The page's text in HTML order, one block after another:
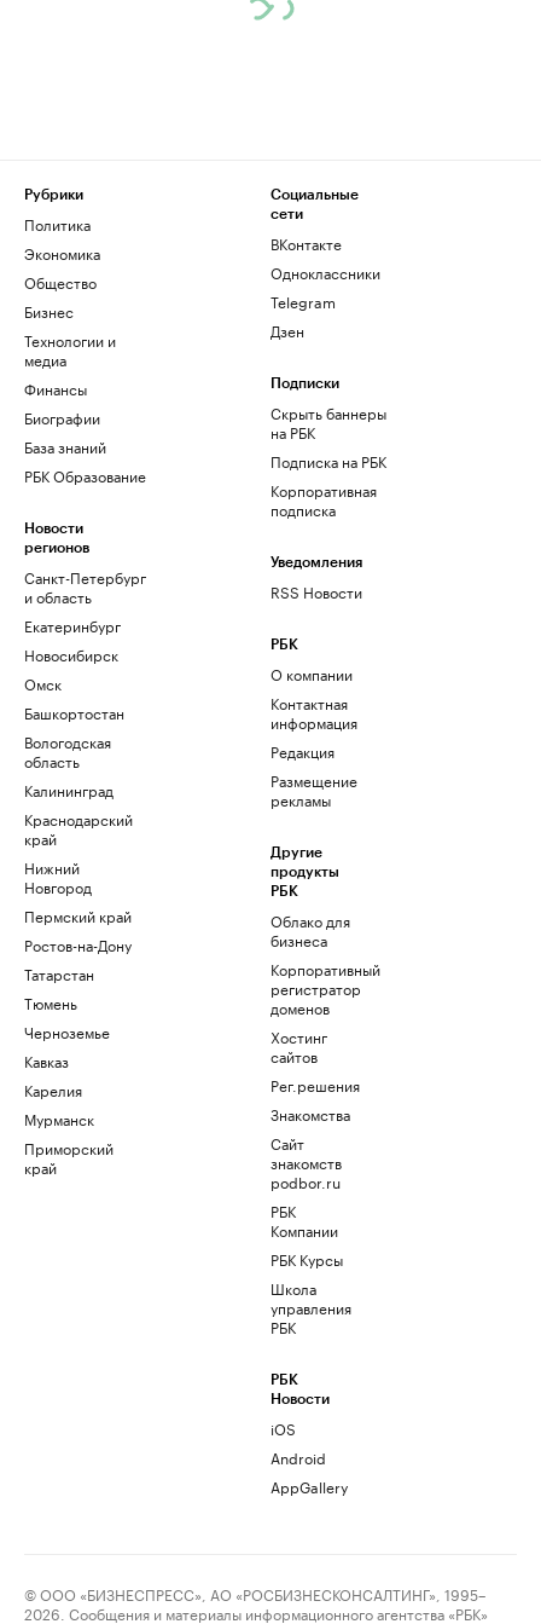
Рубрики
Политика
Экономика
Общество
Бизнес
Технологии и
медиа
Финансы
Биографии
База знаний
РБК Образование
Новости
регионов
Санкт-Петербург
и область
Екатеринбург
Новосибирск
Омск
Башкортостан
Вологодская
область
Калининград
Краснодарский
край
Нижний
Новгород
Пермский край
Ростов-на-Дону
Татарстан
Тюмень
Черноземье
Кавказ
Карелия
Мурманск
Приморский
край
Социальные
сети
ВКонтакте
Одноклассники
Telegram
Дзен
Подписки
Скрыть баннеры
на РБК
Подписка на РБК
Корпоративная
подписка
Уведомления
RSS Новости
РБК
О компании
Контактная
информация
Редакция
Размещение
рекламы
Другие
продукты
РБК
Облако для
бизнеса
Корпоративный
регистратор
доменов
Хостинг
сайтов
Рег.решения
Знакомства
Сайт
знакомств
podbor.ru
РБК
Компании
РБК Курсы
Школа
управления
РБК
РБК
Новости
iOS
Android
AppGallery
© ООО «БИЗНЕСПРЕСС», АО «РОСБИЗНЕСКОНСАЛТИНГ», 1995–
2026. Сообщения и материалы информационного агентства «РБК»